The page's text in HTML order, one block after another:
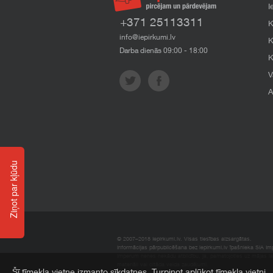
+371 25113311
info@iepirkumi.lv
Darba dienās 09:00 - 18:00
© 2007–2018 Iepirkumi.lv. Visas tiesības aizsargātas.
Informācijas pārpublicēšana bez iepirkumi.lv īpašnieka SIA
Ziņot par kļūdu